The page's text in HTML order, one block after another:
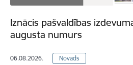
Iznācis pašvaldības
augusta numurs
06.08.2026. Novads